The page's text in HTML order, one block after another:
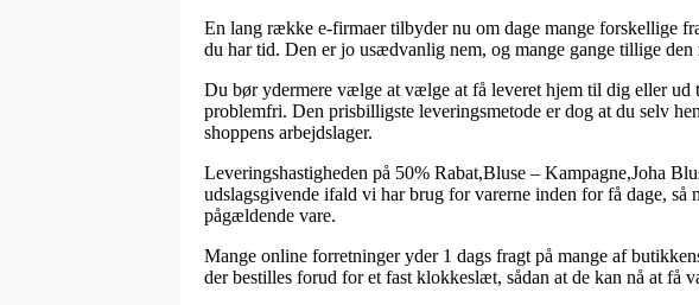
En lang række e-firmaer tilbyder nu om dage mange forskellige
du har tid. Den er jo usædvanlig nem, og mange gange tillige
Du bør ydermere vælge at vælge at få leveret hjem til dig eller ud
problemfri. Den prisbilligste leveringsmetode er dog at du selv
shoppens arbejdslager.
Leveringshastigheden på 50% Rabat,Bluse – Kampagne,Joha
udslagsgivende ifald vi har brug for varerne inden for få dage,
pågældende vare.
Mange online forretninger yder 1 dags fragt på mange af
der bestilles forud for et fast klokkeslæt, sådan at de kan nå at få